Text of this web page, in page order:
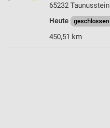
65232 Taunusstein
Heute
geschlossen
450,51 km